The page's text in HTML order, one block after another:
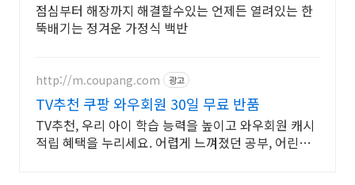
점심부터 해장까지 해결할수있는 언제든 열려있는 한
뚝배기는 정겨운 가정식 백반
http://m.coupang.com 광고
TV추천 쿠팡 와우회원 30일 무료 반품
TV추천, 우리 아이 학습 능력을 높이고 와우회원 캐시
적립 혜택을 누리세요. 어렵게 느껴졌던 공부, 어린이